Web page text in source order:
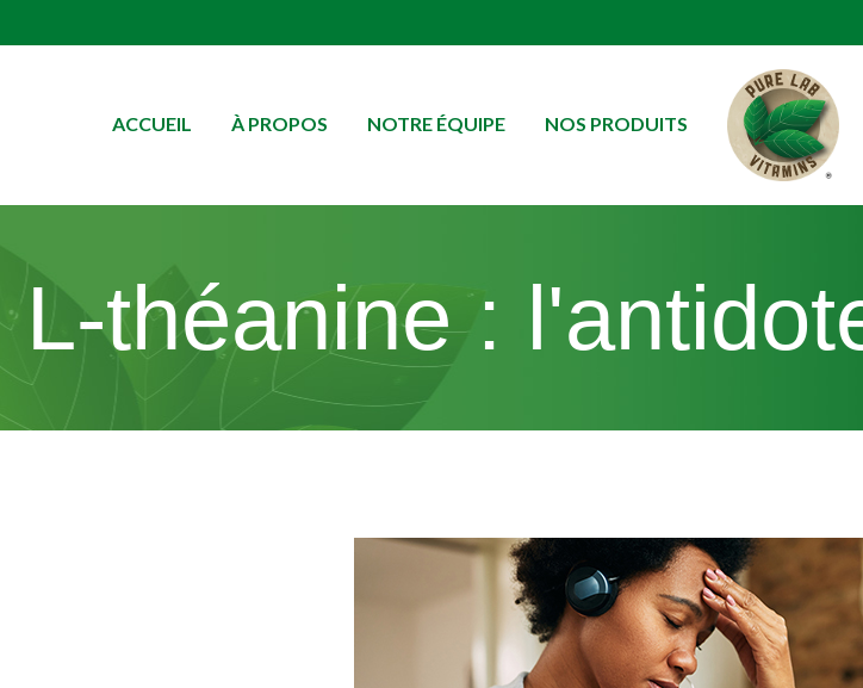
ACCUEIL À PROPOS NOTRE ÉQUIPE NOS PRODUITS
L-théanine :